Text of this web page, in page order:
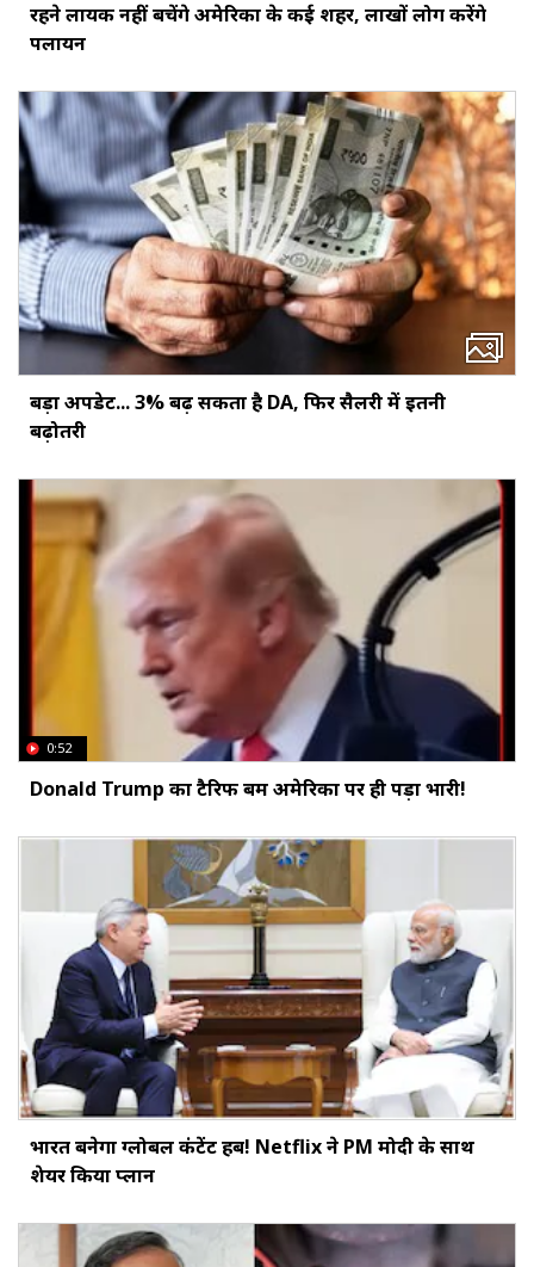
रहने लायक नहीं बचेंगे अमेरिका के कई शहर, लाखों लोग करेंगे
पलायन
बड़ा अपडेट... 3% बढ़ सकता है DA, फिर सैलरी में इतनी
बढ़ोतरी
0:52
Donald Trump का टैरिफ बम अमेरिका पर ही पड़ा भारी!
भारत बनेगा ग्लोबल कंटेंट हब! Netflix ने PM मोदी के साथ
शेयर किया प्लान